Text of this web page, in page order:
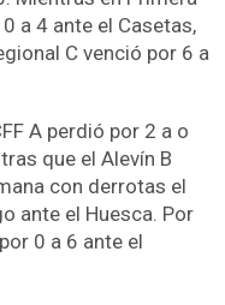
a 4 ante el Casetas,
C venció por 6 a
A perdió por 2 a o
que el Alevín B
con derrotas el
ante el Huesca. Por
0 a 6 ante el